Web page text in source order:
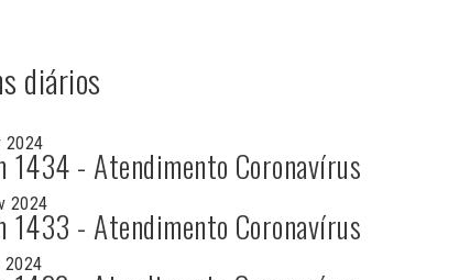
diários
2024
1434 - Atendimento Coronavírus
2024
1433 - Atendimento Coronavírus
2024